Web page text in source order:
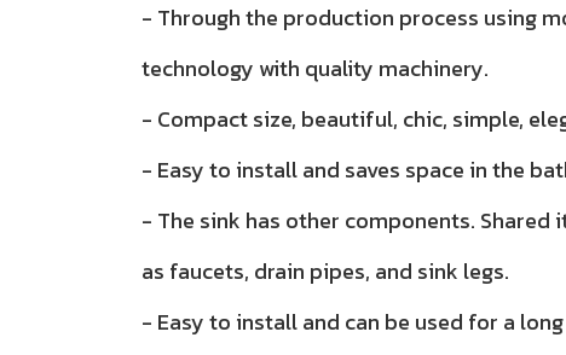
- Through the production process using
technology with quality machinery.
- Compact size, beautiful, chic, simple,
- Easy to install and saves space in the
- The sink has other components. Shared
as faucets, drain pipes, and sink legs.
- Easy to install and can be used for a